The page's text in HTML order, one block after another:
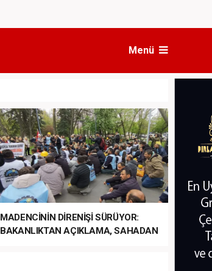
Menü
MADENCİNİN DİRENİŞİ SÜRÜYOR:
BAKANLIKTAN AÇIKLAMA, SAHADAN